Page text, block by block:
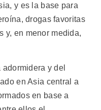
y es la base para
drogas favoritas
y, en menor medida,
y del
en Asia central a
en base a